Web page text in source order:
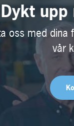
Dykt upp
oss med
vår